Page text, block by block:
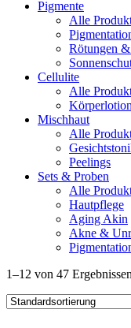
Pigmente
Alle
Rötungen &
Cellulite
Alle
Mischhaut
Alle
Peelings
Sets & Proben
Alle
Hautpflege
Aging Akin
Akne &
1–12 von 47